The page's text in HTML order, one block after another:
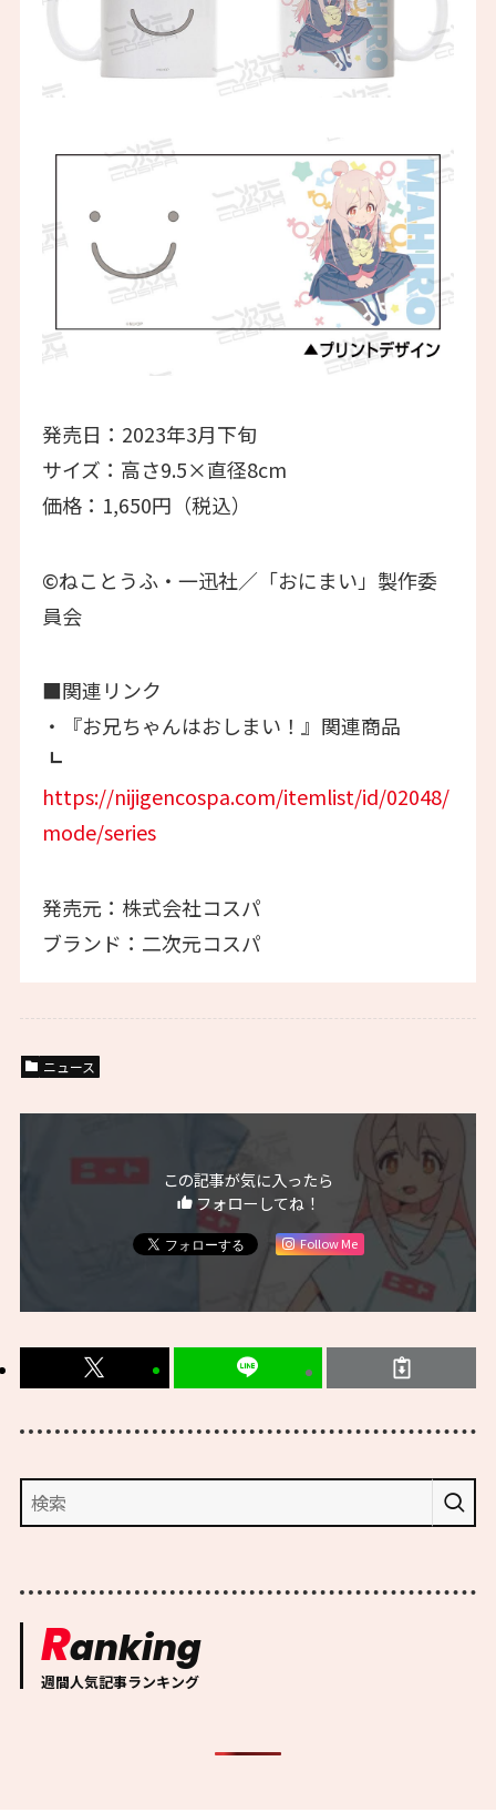
発売日：2023年3月下旬
サイズ：高さ9.5×直径8cm
価格：1,650円（税込）
©ねことうふ・一迅社／「おにまい」製作委
員会
■関連リンク
・『お兄ちゃんはおしまい！』関連商品
┗
https://nijigencospa.com/itemlist/id/02048/
mode/series
発売元：株式会社コスパ
ブランド：二次元コスパ
ニュース
この記事が気に入ったら
フォローしてね！
Follow Me
Ranking
週間人気記事ランキング